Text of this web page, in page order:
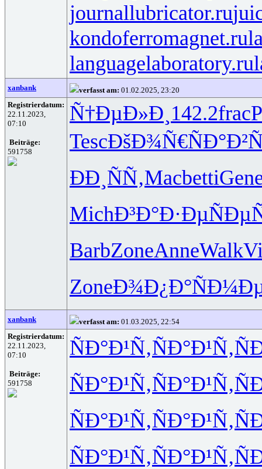
journallubricator.ru
kondoferromagnet.ru
languagelaboratory.ru
xanbank verfasst am: 01.02.2025, 23:20
Registrierdatum:
22.11.2023,
07:10
Beiträge:
591758
Ñ†ÐµÐ»Ð¸ 142.2frac
TescÐšÐ¾Ñ€Ñ
ÐÐ¸ÑÑ‚Macbetti
MichÐ³Ð°Ð·Ðµ
BarbZoneAnneWalk
ZoneÐ¾Ð¿Ð°Ñ
xanbank verfasst am: 01.03.2025, 22:54
Registrierdatum:
22.11.2023,
07:10
Beiträge:
591758
ÑÐ°Ð¹Ñ‚ÑÐ°Ð¹Ñ‚
ÑÐ°Ð¹Ñ‚ÑÐ°Ð¹Ñ‚
ÑÐ°Ð¹Ñ‚ÑÐ°Ð¹Ñ‚
ÑÐ°Ð¹Ñ‚ÑÐ°Ð¹Ñ‚